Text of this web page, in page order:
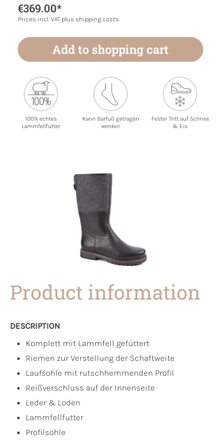
€369.00*
Prices incl. VAT plus shipping costs
Add to shopping cart
100% echtes
Lammfellfutter
Kann Barfuß getragen
werden
Fester Tritt auf Schnee
& Eis
Product information
DESCRIPTION
Komplett mit Lammfell gefüttert
Riemen zur Verstellung der Schaftweite
Laufsohle mit rutschhemmenden Profil
Reißverschluss auf der Innenseite
Leder & Loden
Lammfellfutter
Profilsohle